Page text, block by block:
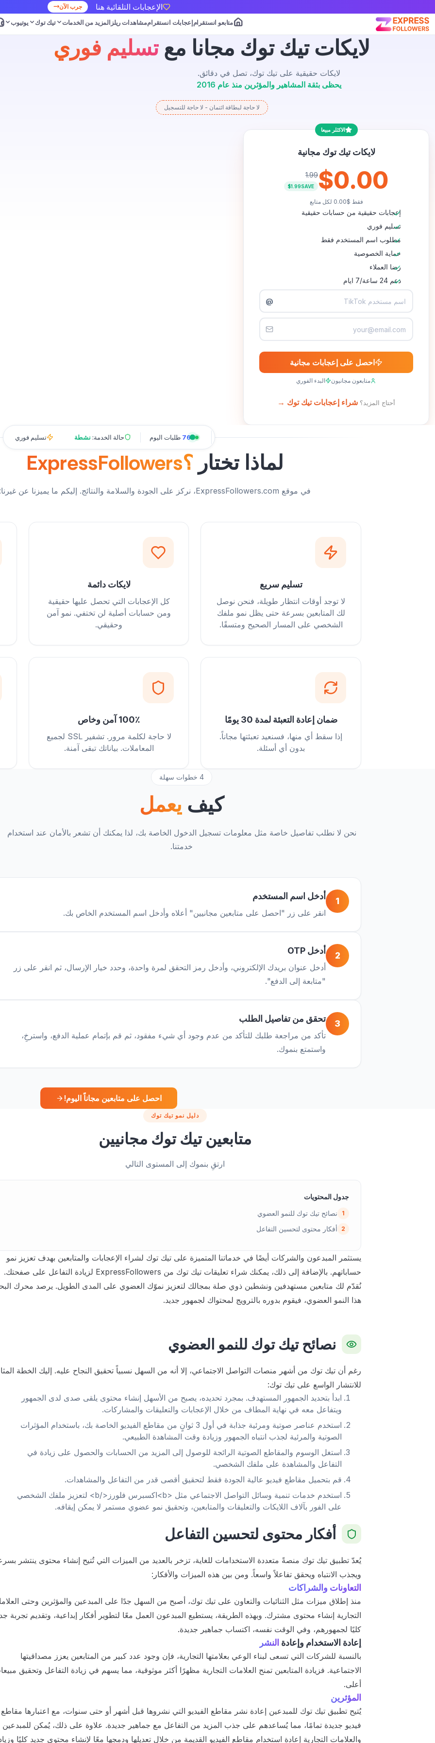
الإعجابات التلقائية هنا جرب الآن
متابعو انستقرامإعجابات انستقراممشاهدات ريلز المزيد من الخدمات تيك توك يوتيوب
لايكات تيك توك مجانا مع تسليم فوري
لايكات حقيقية على تيك توك، تصل في دقائق.
يحظى بثقة المشاهير والمؤثرين منذ عام 2016
لا حاجة لبطاقة ائتمان - لا حاجة للتسجيل
الاكثلر مبيعا
لايكات تيك توك مجانية
$0.00
1.99
SAVE
$1.99
فقط $0.00 لكل متابع
إعجابات حقيقية من حسابات حقيقية
تسليم فوري
مطلوب اسم المستخدم فقط
حماية الخصوصية
رضا العملاء
دعم 24 ساعة/7 ايام
@
احصل على إعجابات مجانية
متابعون مجانيون البدء الفوري
أحتاج المزيد؟ شراء إعجابات تيك توك →
768 طلبات اليوم حالة الخدمة: نشطة تسليم فوري
لماذا تختار ExpressFollowers؟
في موقع ExpressFollowers.com، نركز على الجودة والسلامة والنتائج. إليكم ما يميزنا عن غيرنا:
تسليم سريع
لا توجد أوقات انتظار طويلة، فنحن نوصل
لك المتابعين بسرعة حتى يظل نمو ملفك
الشخصي على المسار الصحيح ومتسقًا.
لايكات دائمة
كل الإعجابات التي تحصل عليها حقيقية
ومن حسابات أصلية لن تختفي. نمو آمن
وحقيقي.
ضمان إعادة التعبئة لمدة 30 يومًا
إذا سقط أي منها، فسنعيد تعبئتها مجاناً.
بدون أي أسئلة.
100٪ آمن وخاص
لا حاجة لكلمة مرور. تشفير SSL لجميع
المعاملات. بياناتك تبقى آمنة.
4 خطوات سهلة
كيف يعمل
نحن لا نطلب تفاصيل خاصة مثل معلومات تسجيل الدخول الخاصة بك، لذا يمكنك أن تشعر بالأمان عند استخدام
خدمتنا.
1 أدخل اسم المستخدم
انقر على زر "احصل على متابعين مجانيين" أعلاه وأدخل اسم المستخدم الخاص بك.
2 أدخل OTP
أدخل عنوان بريدك الإلكتروني، وأدخل رمز التحقق لمرة واحدة، وحدد خيار الإرسال، ثم انقر على زر
"متابعة إلى الدفع".
3 تحقق من تفاصيل الطلب
تأكد من مراجعة طلبك للتأكد من عدم وجود أي شيء مفقود، ثم قم بإتمام عملية الدفع، واسترخِ،
واستمتع بنموك.
احصل على متابعين مجاناً اليوم!
دليل نمو تيك توك
متابعين تيك توك مجانيين
ارتقِ بنموك إلى المستوى التالي
جدول المحتويات
1 نصائح تيك توك للنمو العضوي
2 أفكار محتوى لتحسين التفاعل
يستثمر المبدعون والشركات أيضًا في خدماتنا المتميزة على تيك توك لشراء الإعجابات والمتابعين بهدف تعزيز نمو
حساباتهم. بالإضافة إلى ذلك، يمكنك شراء تعليقات تيك توك من ExpressFollowers لزيادة التفاعل على صفحتك.
نُقدّم لك متابعين مستهدفين ونشطين ذوي صلة بمجالك لتعزيز نموّك العضوي على المدى الطويل. يرصد محرك
هذا النمو العضوي، فيقوم بدوره بالترويج لمحتواك لجمهور جديد.
نصائح تيك توك للنمو العضوي
رغم أن تيك توك من أشهر منصات التواصل الاجتماعي، إلا أنه من السهل نسبياً تحقيق النجاح عليه. إليك الخطة
للانتشار الواسع على تيك توك:
ابدأ بتحديد الجمهور المستهدف. بمجرد تحديده، يصبح من الأسهل إنشاء محتوى يلقى صدى لدى الجمهور
ويتفاعل معه في نهاية المطاف من خلال الإعجابات والتعليقات والمشاركات.
استخدم عناصر صوتية ومرئية جذابة في أول 3 ثوانٍ من مقاطع الفيديو الخاصة بك، باستخدام المؤثرات
الصوتية والمرئية لجذب انتباه الجمهور وزيادة وقت المشاهدة الطبيعي.
استغل الوسوم والمقاطع الصوتية الرائجة للوصول إلى المزيد من الحسابات والحصول على زيادة في
التفاعل والمشاهدة على ملفك الشخصي.
قم بتحميل مقاطع فيديو عالية الجودة فقط لتحقيق أقصى قدر من التفاعل والمشاهدات.
استخدم خدمات تنمية وسائل التواصل الاجتماعي مثل <b>اكسبرس فلورز</b> لتعزيز ملفك الشخصي
على الفور بآلاف اللايكات والتعليقات والمتابعين، وتحقيق نمو عضوي مستمر لا يمكن إيقافه.
أفكار محتوى لتحسين التفاعل
يُعدّ تطبيق تيك توك منصةً متعددة الاستخدامات للغاية، تزخر بالعديد من الميزات التي تُتيح إنشاء محتوى ينتشر
ويجذب الانتباه ويحقق تفاعلاً واسعاً. ومن بين هذه الميزات والأفكار:
التعاونات والشراكات
منذ إطلاق ميزات مثل الثنائيات والتعاون على تيك توك، أصبح من السهل جدًا على المبدعين والمؤثرين وحتى
التجارية إنشاء محتوى مشترك. وبهذه الطريقة، يستطيع المبدعون العمل معًا لتطوير أفكار إبداعية، وتقديم تجربة
كليًا لجمهورهم، وفي الوقت نفسه، اكتساب جماهير جديدة.
إعادة الاستخدام وإعادة النشر
بالنسبة للشركات التي تسعى لبناء الوعي بعلامتها التجارية، فإن وجود عدد كبير من المتابعين يعزز مصداقيتها
الاجتماعية. فزيادة المتابعين تمنح العلامات التجارية مظهرًا أكثر موثوقية، مما يسهم في زيادة التفاعل وتحقيق
أعلى.
المؤثرين
يُتيح تطبيق تيك توك للمبدعين إعادة نشر مقاطع الفيديو التي نشروها قبل أشهر أو حتى سنوات، مع اعتبارها مقاطع
فيديو جديدة تمامًا، مما يُساعدهم على جذب المزيد من التفاعل مع جماهير جديدة. علاوة على ذلك، يُمكن للمبدعين
والعلامات التجارية إعادة استخدام مقاطع الفيديو القديمة من خلال تعديلها ودمجها معًا لإنشاء محتوى جديد كليًا